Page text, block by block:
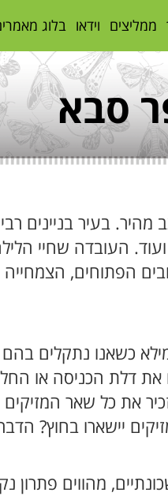
ממליצים וידאו בלוג
סבא
בעיר בניינים
העובדה שחיי
הפתוחים, הצמחייה
כשאנו נתקלים בהם
דלת הכניסה או
את כל שאר
יישארו בחוץ?
מהווים פתרון